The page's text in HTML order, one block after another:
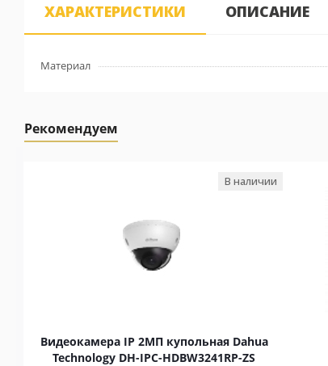
ХАРАКТЕРИСТИКИ ОПИСАНИЕ
Материал
Рекомендуем
Видеокамера IP 2МП купольная Dahua
Technology DH-IPC-HDBW3241RP-ZS
В наличии